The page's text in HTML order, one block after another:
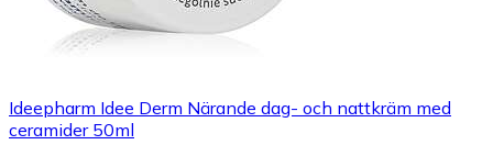
Ideepharm Idee Derm Närande dag- och nattkräm med
ceramider 50ml